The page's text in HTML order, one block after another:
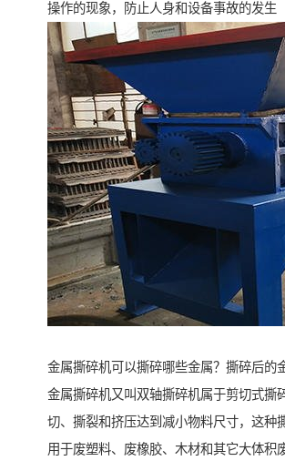
操作的现象，防止人身和设备事故的发生
金属撕碎机可以撕碎哪些金属？撕碎后的
金属撕碎机又叫双轴撕碎机属于剪切式撕
切、撕裂和挤压达到减小物料尺寸，这种
用于废塑料、废橡胶、木材和其它大体积